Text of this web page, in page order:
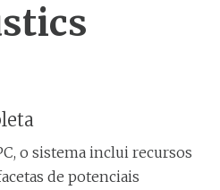
o sistema inclui recursos
de potenciais